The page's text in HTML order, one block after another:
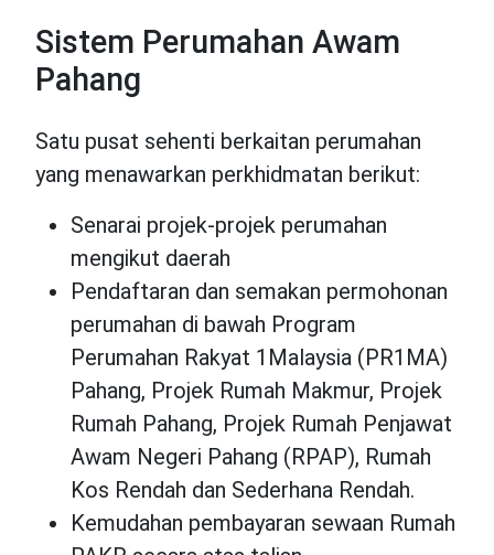
Sistem Perumahan Awam
Pahang
Satu pusat sehenti berkaitan perumahan
yang menawarkan perkhidmatan berikut:
Senarai projek-projek perumahan
mengikut daerah
Pendaftaran dan semakan permohonan
perumahan di bawah Program
Perumahan Rakyat 1Malaysia (PR1MA)
Pahang, Projek Rumah Makmur, Projek
Rumah Pahang, Projek Rumah Penjawat
Awam Negeri Pahang (RPAP), Rumah
Kos Rendah dan Sederhana Rendah.
Kemudahan pembayaran sewaan Rumah